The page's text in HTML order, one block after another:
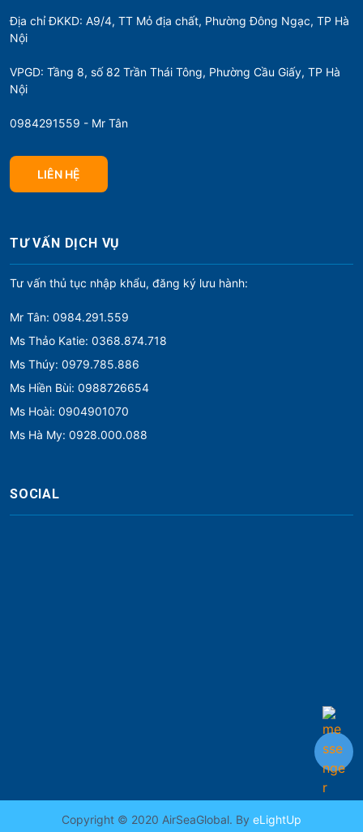
Địa chỉ ĐKKD: A9/4, TT Mỏ địa chất, Phường Đông Ngạc, TP Hà
Nội
VPGD: Tầng 8, số 82 Trần Thái Tông, Phường Cầu Giấy, TP Hà
Nội
0984291559 - Mr Tân
LIÊN HỆ
TƯ VẤN DỊCH VỤ
Tư vấn thủ tục nhập khẩu, đăng ký lưu hành:
Mr Tân: 0984.291.559
Ms Thảo Katie: 0368.874.718
Ms Thúy: 0979.785.886
Ms Hiền Bùi: 0988726654
Ms Hoài: 0904901070
Ms Hà My: 0928.000.088
SOCIAL
Copyright © 2020 AirSeaGlobal. By eLightUp